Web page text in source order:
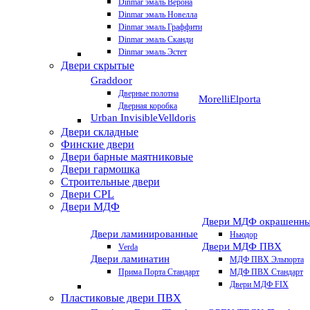
Dinmar эмаль Верона
Dinmar эмаль Новелла
Dinmar эмаль Граффити
Dinmar эмаль Сканди
Dinmar эмаль Эстет
Двери скрытые
Graddoor
Дверные полотна
Дверная коробка
Urban InvisibleVelldoris
MorelliElporta
Двери складные
Финские двери
Двери барные маятниковые
Двери гармошка
Строительные двери
Двери CРL
Двери МДФ
Двери ламинированные
Verda
Двери ламинатин
Прима Порта Стандарт
Двери МДФ
Ньюдор
Двери МДФ ПВХ
МДФ ПВХ Эльпорта
МДФ ПВХ Стандарт
Двери МДФ FIX
Пластиковые двери ПВХ